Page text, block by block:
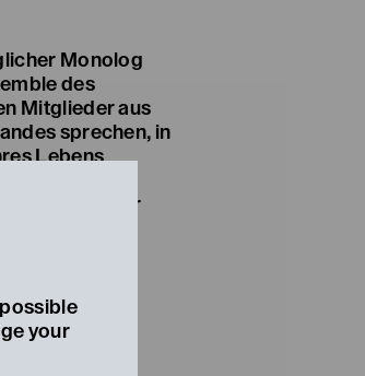
your
Monolog
des
Mitglieder aus
sprechen, in
Lebens
aus der ihr
befreit.